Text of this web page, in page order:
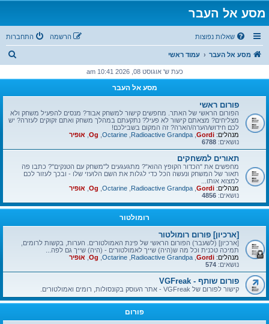
מסע אל העבר
שאלות נפוצות התחברות הרשמה
מסע אל העבר עמוד ראשי
ו
כעת ש' אוגוסט 08, 2026 10:41 am
מסע אל העבר
פורום ראשי
הפורום הראשי של האתר. מחפשים קישור למשחק אבוד? מנסים להפעיל משחק ולא
מצליחים? מצאתם קישור לא פעיל? נתקעתם במהלך משחק ואתם זקוקים לעזרה? יש
לכם חידוש/הערה/הארה? זה המקום בשבילכם!
מנהלים: Gordi
Radioactive Grandpa
Octarine
Og אופיר
נושאים: 6788
תאורים למשחקים
מחפשים את "הכדור הקופץ ההוא"? מתגעגעים ל"משחק עם הטנקים"? כתבו פה
תאור של המשחק ונעשה הכל כדי לגלות את השם הלועזי שלו - ובכך לעזור לכם
למצוא אותו...
מנהלים: Gordi
Radioactive Grandpa
Octarine
Og אופיר
נושאים: 4856
רומולטור
[ארכיון] פורום רומולטור
[ארכיון] (לשעבר) הפורום הראשי של פינת האמולטורים. הערות, בקשות לרומים,
תמיכה טכנית וכל מה ש(היה) שייך לאמולטורים - (היה) שייך גם לפה...
מנהלים: Gordi
Radioactive Grandpa
Octarine
Og אופיר
נושאים: 574
פורום שותף - VGFreak
קישור לפורום של VGFreak - אתר העוסק בקונסולות, רומים ואמולטורים.
פורום